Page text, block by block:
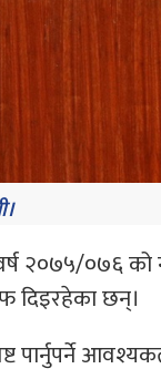
२०७५/०७६ को
दिइरहेका छन्।
पार्नुपर्ने